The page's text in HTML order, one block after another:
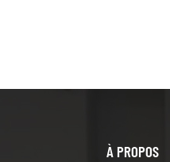
À PROPOS